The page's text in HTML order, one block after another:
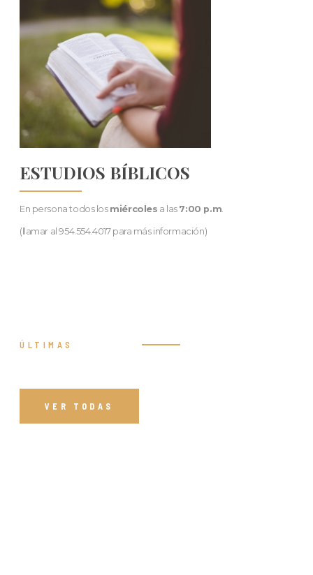
ESTUDIOS BÍBLICOS
En persona todos los miércoles a las 7:00 p.m.
(llamar al 954.554.4017 para más información)
ÚLTIMAS
VER TODAS